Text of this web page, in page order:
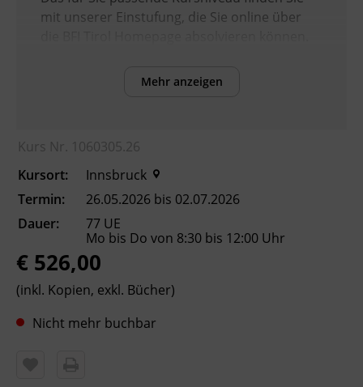
mit unserer Einstufung, die Sie online über
Arbeitsmarkt
Kursformat
Präsenzunterricht
Leitung
Fachtrainer_in
Mehr anzeigen
Kurs Nr. 1060305.26
Kursort:
Innsbruck
Termin:
26.05.2026 bis 02.07.2026
Dauer:
77 UE
Mo bis Do von 8:30 bis 12:00 Uhr
€ 526,00
(inkl. Kopien, exkl. Bücher)
Nicht mehr buchbar